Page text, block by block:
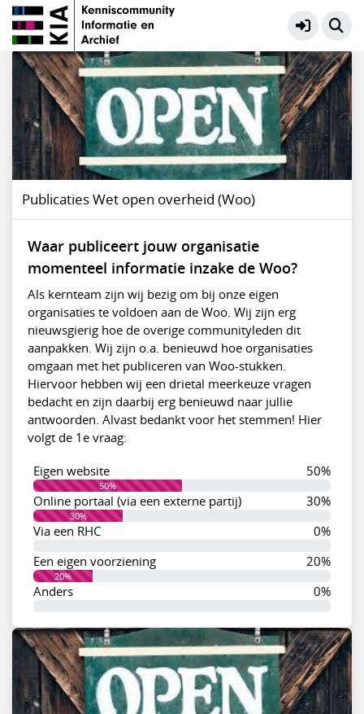
Informatiehuishouding Overheden
Gearchiveerde polls
Publicaties Wet open overheid (Woo)
Waar publiceert jouw organisatie
momenteel informatie inzake de Woo?
Als kernteam zijn wij bezig om bij onze eigen
organisaties te voldoen aan de Woo. Wij zijn erg
nieuwsgierig hoe de overige communityleden dit
aanpakken. Wij zijn o.a. benieuwd hoe organisaties
omgaan met het publiceren van Woo-stukken.
Hiervoor hebben wij een drietal meerkeuze vragen
bedacht en zijn daarbij erg benieuwd naar jullie
antwoorden. Alvast bedankt voor het stemmen! Hier
volgt de 1e vraag:
Eigen website 50%
50%
Online portaal (via een externe partij) 30%
30%
Via een RHC 0%
Een eigen voorziening 20%
20%
Anders 0%